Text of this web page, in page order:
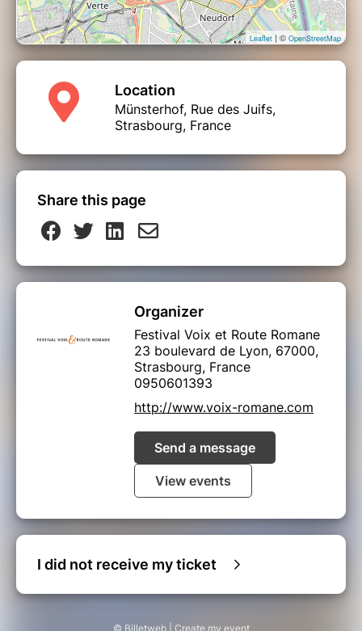
Leaflet | © OpenStreetMap
Location
Münsterhof, Rue des Juifs,
Strasbourg, France
Share this page
Organizer
Festival Voix et Route Romane
23 boulevard de Lyon, 67000,
Strasbourg, France
0950601393
http://www.voix-romane.com
Send a message
View events
I did not receive my ticket
© Billetweb | Create my event